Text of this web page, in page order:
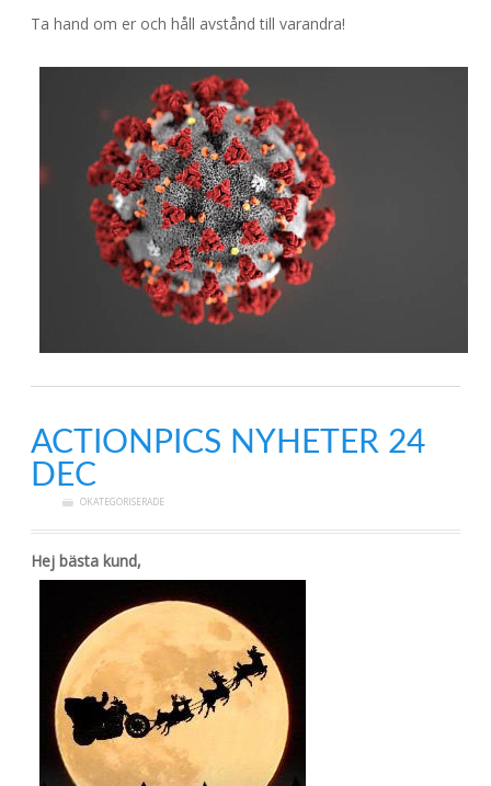
Ta hand om er och håll avstånd till varandra!
ACTIONPICS NYHETER 24
DEC
OKATEGORISERADE
Hej bästa kund,